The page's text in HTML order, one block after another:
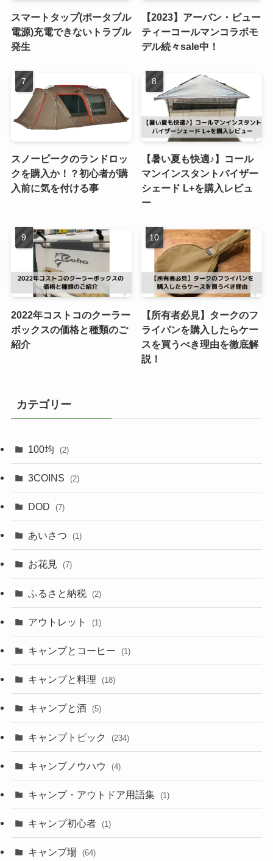
スマートタップ(ポータブル
電源)充電できないトラブル
発生
【2023】アーバン・ビュー
ティーコールマンコラボモ
デル続々sale中！
スノーピークのランドロッ
クを購入か！？初心者が購
入前に気を付ける事
【暑い夏も快適♪】コール
マンインスタントバイザー
シェード L+を購入レビュ
ー
2022年コストコのクーラー
ボックスの価格と種類のご
紹介
【所有者必見】タークのフ
ライパンを購入したらケー
スを買うべき理由を徹底解
説！
カテゴリー
100均 (2)
3COINS (2)
DOD (7)
あいさつ (1)
お花見 (7)
ふるさと納税 (2)
アウトレット (1)
キャンプとコーヒー (1)
キャンプと料理 (18)
キャンプと酒 (5)
キャンプトピック (234)
キャンプノウハウ (4)
キャンプ・アウトドア用語集 (1)
キャンプ初心者 (1)
キャンプ場 (64)